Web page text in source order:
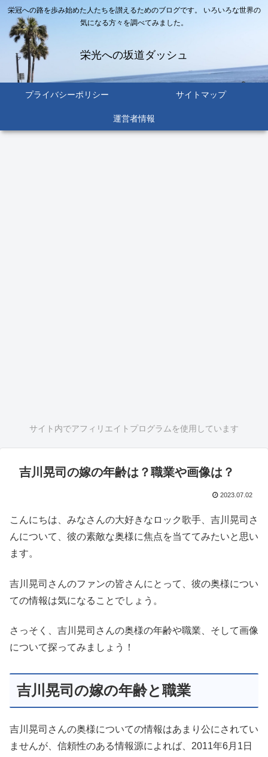
栄冠への路を歩み始めた人たちを讃えるためのブログです。 いろいろな世界の
気になる方々を調べてみました。
栄光への坂道ダッシュ
プライバシーポリシー サイトマップ
運営者情報
サイト内でアフィリエイトプログラムを使用しています
吉川晃司の嫁の年齢は？職業や画像は？
2023.07.02
こんにちは、みなさんの大好きなロック歌手、吉川晃司さ
んについて、彼の素敵な奥様に焦点を当ててみたいと思い
ます。
吉川晃司さんのファンの皆さんにとって、彼の奥様につい
ての情報は気になることでしょう。
さっそく、吉川晃司さんの奥様の年齢や職業、そして画像
について探ってみましょう！
吉川晃司の嫁の年齢と職業
吉川晃司さんの奥様についての情報はあまり公にされてい
ませんが、信頼性のある情報源によれば、2011年6月1日